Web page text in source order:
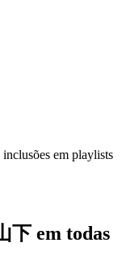
em playlists
下 em todas